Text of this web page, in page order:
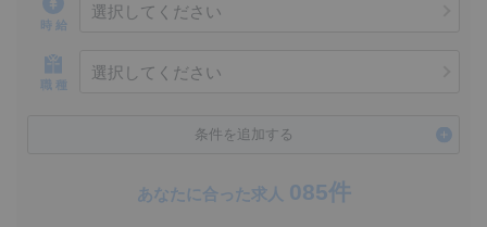
時 給
選択してください
職 種
選択してください
条件を追加する
あなたに合った求人 085件